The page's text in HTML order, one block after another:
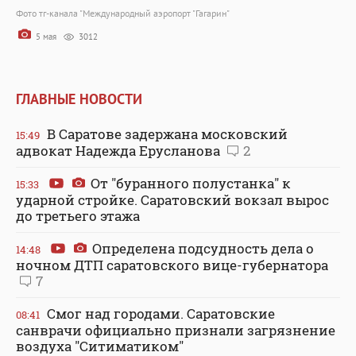
Фото тг-канала "Международный аэропорт "Гагарин"
5 мая 3012
ГЛАВНЫЕ НОВОСТИ
15:49 В Саратове задержана московский
адвокат Надежда Ерусланова
2
15:33
От "буранного полустанка" к
ударной стройке. Саратовский вокзал вырос
до третьего этажа
14:48
Определена подсудность дела о
ночном ДТП саратовского вице-губернатора
7
08:41 Смог над городами. Саратовские
санврачи официально признали загрязнение
воздуха "Ситиматиком"